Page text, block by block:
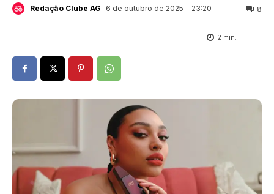
Redação Clube AG 6 de outubro de 2025 - 23:20 8
2 min.